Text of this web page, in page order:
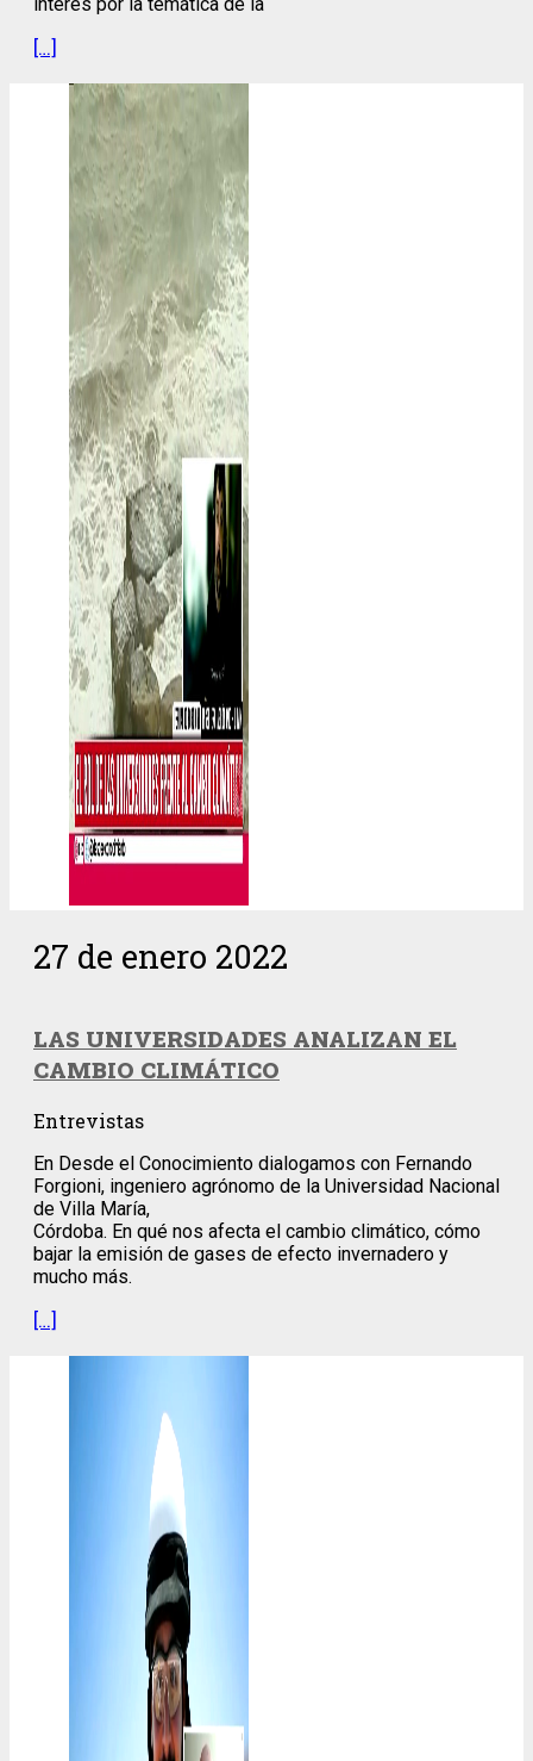
[…]
27 de enero 2022
LAS UNIVERSIDADES ANALIZAN EL
CAMBIO CLIMÁTICO
Entrevistas
En Desde el Conocimiento dialogamos con Fernando
Forgioni, ingeniero agrónomo de la Universidad Nacional
de Villa María,
Córdoba. En qué nos afecta el cambio climático, cómo
bajar la emisión de gases de efecto invernadero y
mucho más.
[…]